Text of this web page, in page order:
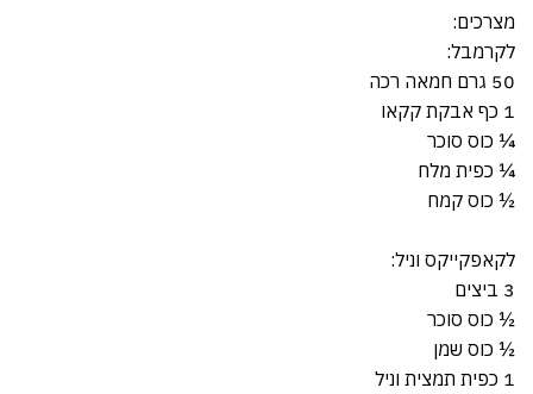
מצרכים:
לקרמבל:
50 גרם חמאה רכה
1 כף אבקת קקאו
¼ כוס סוכר
¼ כפית מלח
½ כוס קמח
לקאפקייקס וניל:
3 ביצים
½ כוס סוכר
½ כוס שמן
1 כפית תמצית וניל